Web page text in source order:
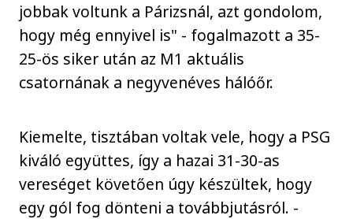
jobbak voltunk a Párizsnál, azt gondolom,
hogy még ennyivel is" - fogalmazott a 35-
25-ös siker után az M1 aktuális
csatornának a negyvenéves hálóőr.
Kiemelte, tisztában voltak vele, hogy a PSG
kiváló együttes, így a hazai 31-30-as
vereséget követően úgy készültek, hogy
egy gól fog dönteni a továbbjutásról. -